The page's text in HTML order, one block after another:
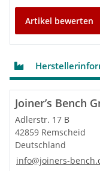
Artikel bewerten
Joiner’s Bench
Adlerstr. 17 B
42859 Remscheid
Deutschland
info@joiners-